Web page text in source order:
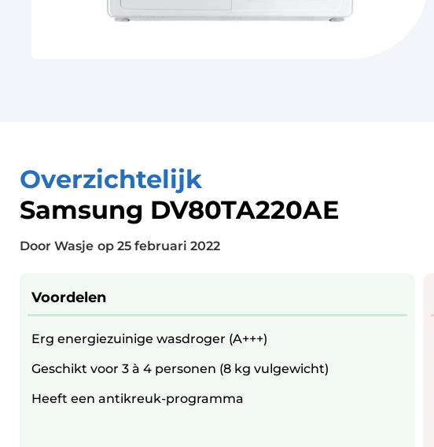
Overzichtelijk
Samsung DV80TA220AE
Door Wasje op 25 februari 2022
Voordelen
Erg energiezuinige wasdroger (A+++)
Geschikt voor 3 à 4 personen (8 kg vulgewicht)
Heeft een antikreuk-programma